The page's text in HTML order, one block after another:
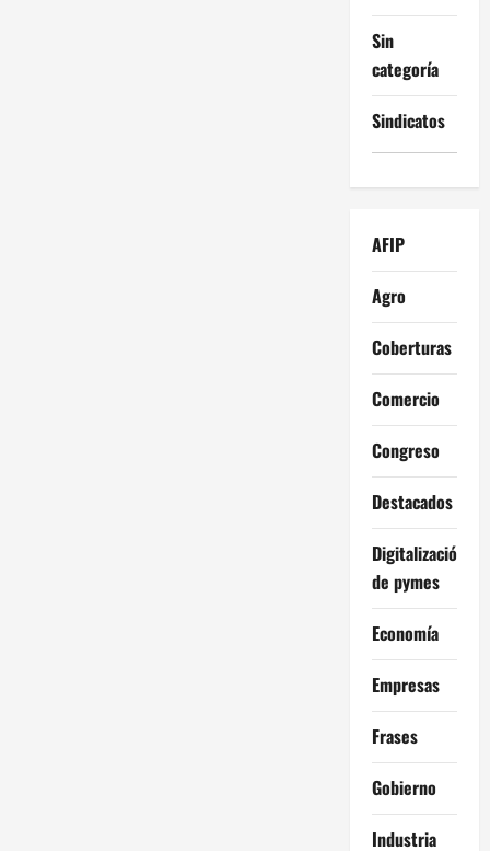
Sin
categoría
Sindicatos
AFIP
Agro
Coberturas
Comercio
Congreso
Destacados
Digitalización
de pymes
Economía
Empresas
Frases
Gobierno
Industria